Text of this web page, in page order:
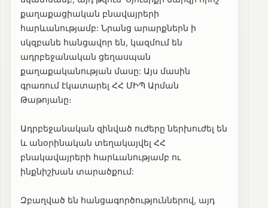
քաղաքացիական բնավայրերի
հարևանությամբ: Նրանց արարքներն ի
սկզբանե հանցավոր են, կազմում են
ադրբեջանական ցեղասպան
քաղաքականության մասը: Այս մասին
գրառում էկատարել ՀՀ ՄԻՊ Արման
Թաթոյանը։
Ադրբեջանական զինված ուժերը ներխուժել են
և անօրինական տեղակայվել ՀՀ
բնակավայրերի հարևանությամբ ու
ինքնիշխան տարածքում:
Զբաղված են հանցագործություններով, այդ